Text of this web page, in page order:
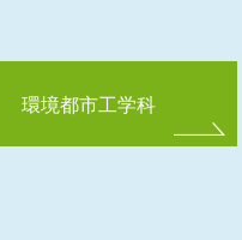
環境都市工学科